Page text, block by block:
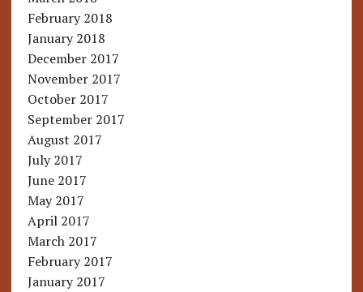
February 2018
January 2018
December 2017
November 2017
October 2017
September 2017
August 2017
July 2017
June 2017
May 2017
April 2017
March 2017
February 2017
January 2017